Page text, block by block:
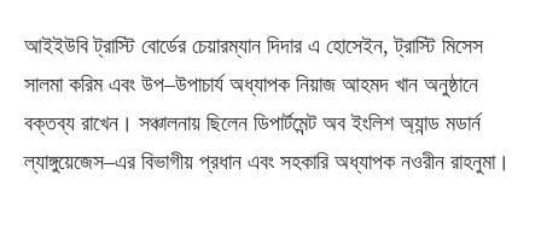
আইইউবি ট্রাস্টি বোর্ডের চেয়ারম্যান দিদার এ হোসেইন,ট্রাস্টি মিসেস
সালমা করিম এবং উপ–উপাচার্য অধ্যাপক নিয়াজ আহমদ খান অনুষ্ঠানে
বক্তব্য রাখেন। সঞ্চালনায় ছিলেন ডিপার্টমেন্ট অব ইংলিশ অ্যান্ড মডার্ন
ল্যাঙ্গুয়েজেস–এর বিভাগীয় প্রধান এবং সহকারি অধ্যাপক নওরীন রাহনুমা।